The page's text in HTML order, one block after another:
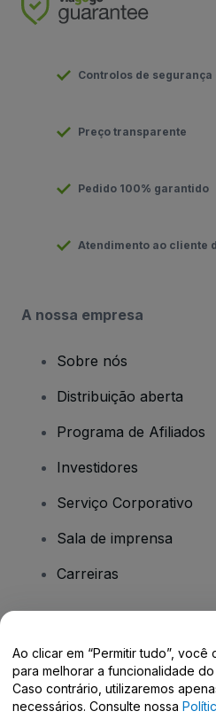
Controlos de
Preço transparente
Pedido 100% garantido
Atendimento ao cliente
A nossa empresa
Sobre nós
Distribuição aberta
Programa de Afiliados
Investidores
Serviço Corporativo
Sala de imprensa
Carreiras
Centro de Ajuda / Fale
Ao clicar em “Permitir tudo”,
para melhorar a funcionalidade
Caso contrário, utilizaremos
necessários. Consulte nossa